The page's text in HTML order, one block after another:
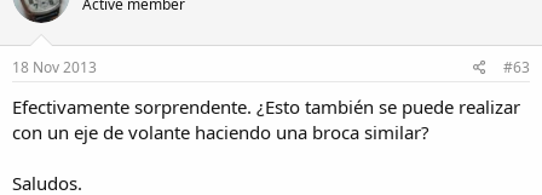
Active member
18 Nov 2013 #63
Efectivamente sorprendente. ¿Esto también se puede realizar
con un eje de volante haciendo una broca similar?
Saludos.